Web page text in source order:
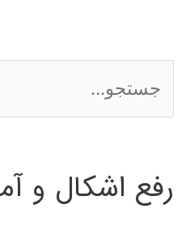
س
ج
رفع اشکال و